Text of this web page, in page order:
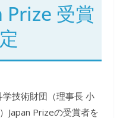
Prize 受賞
技術財団（理事長 小
Japan Prizeの受賞者を